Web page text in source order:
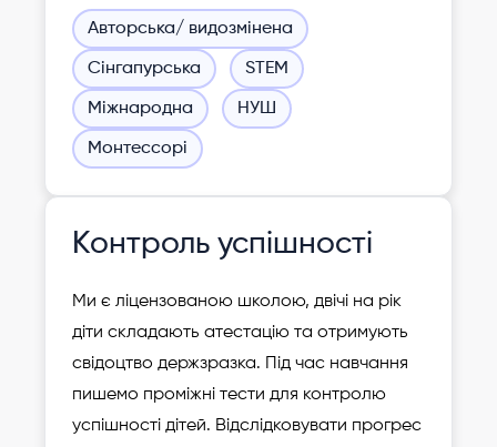
Авторська/ видозмінена
Сінгапурська STEM
Міжнародна НУШ
Монтессорі
Контроль успішності
Ми є ліцензованою школою, двічі на рік
діти складають атестацію та отримують
свідоцтво держзразка. Під час навчання
пишемо проміжні тести для контролю
успішності дітей. Відслідковувати прогрес